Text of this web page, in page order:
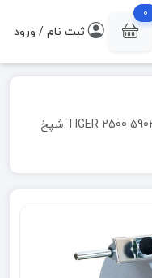
0
ثبت نام / ورود
سنگ رومیزی 200 وات مدل 5903202901 TIGER 2500 شپخ